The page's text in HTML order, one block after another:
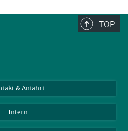
TOP
& Anfahrt
Intern